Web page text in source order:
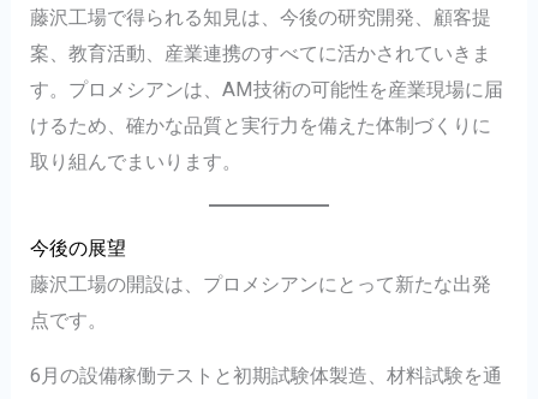
藤沢工場で得られる知見は、今後の研究開発、顧客提
案、教育活動、産業連携のすべてに活かされていきま
す。プロメシアンは、AM技術の可能性を産業現場に届
けるため、確かな品質と実行力を備えた体制づくりに
取り組んでまいります。
今後の展望
藤沢工場の開設は、プロメシアンにとって新たな出発
点です。
6月の設備稼働テストと初期試験体製造、材料試験を通